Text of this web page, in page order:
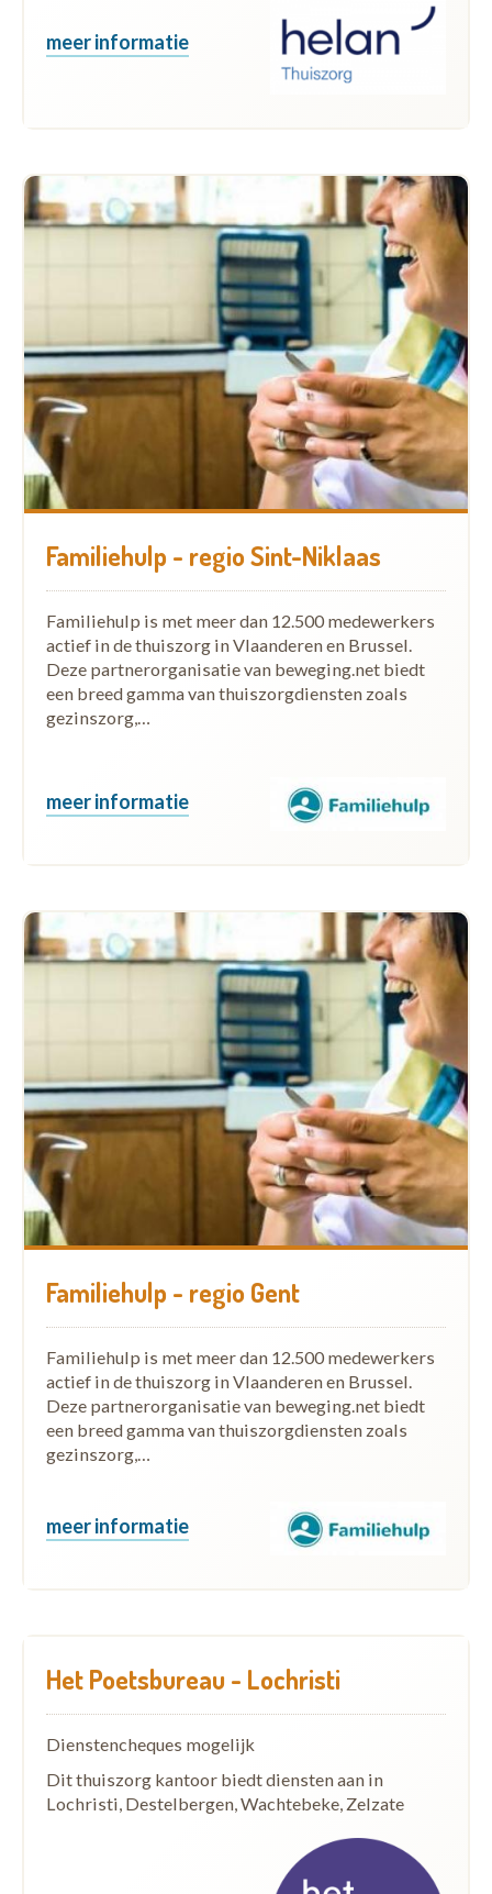
meer informatie
Familiehulp - regio Sint-Niklaas
Familiehulp is met meer dan 12.500 medewerkers
actief in de thuiszorg in Vlaanderen en Brussel.
Deze partnerorganisatie van beweging.net biedt
een breed gamma van thuiszorgdiensten zoals
gezinszorg,…
meer informatie
Familiehulp - regio Gent
Familiehulp is met meer dan 12.500 medewerkers
actief in de thuiszorg in Vlaanderen en Brussel.
Deze partnerorganisatie van beweging.net biedt
een breed gamma van thuiszorgdiensten zoals
gezinszorg,…
meer informatie
Het Poetsbureau - Lochristi
Dienstencheques mogelijk
Dit thuiszorg kantoor biedt diensten aan in
Lochristi, Destelbergen, Wachtebeke, Zelzate